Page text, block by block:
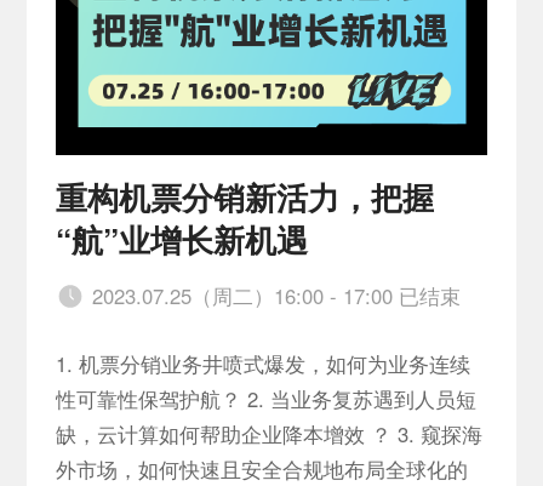
重构机票分销新活力，把握
“航”业增长新机遇
2023.07.25（周二）16:00 - 17:00 已结束
1. 机票分销业务井喷式爆发，如何为业务连续
性可靠性保驾护航？ 2. 当业务复苏遇到人员短
缺，云计算如何帮助企业降本增效 ？ 3. 窥探海
外市场，如何快速且安全合规地布局全球化的